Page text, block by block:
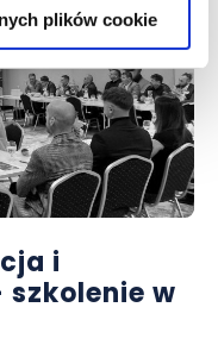
plików cookie
i
szkolenie w